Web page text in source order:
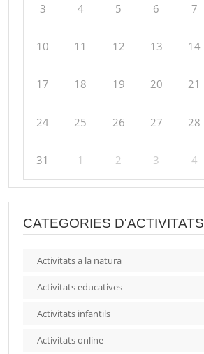
3 4 5 6 7
10 11 12 13 14
17 18 19 20 21
24 25 26 27 28
31 1 2 3 4
CATEGORIES D'ACTIVITATS
Activitats a la natura
Activitats educatives
Activitats infantils
Activitats online